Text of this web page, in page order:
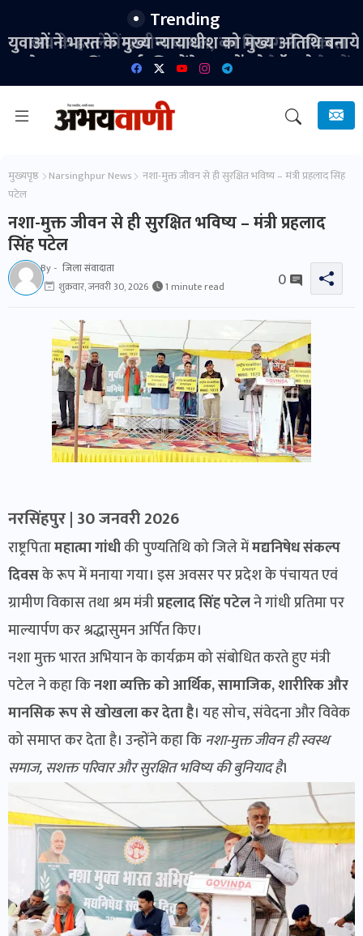
Trending
युवाओं ने भारत के मुख्य न्यायाधीश को मुख्य अतिथि बनाये
जाने पर आपत्ति जताई, जिन्होंने युवाओं को कॉकरोच कहा
था!
मुख्यपृष्ठ Narsinghpur News
नशा-मुक्त जीवन से ही सुरक्षित भविष्य – मंत्री प्रहलाद सिंह
पटेल
नशा-मुक्त जीवन से ही सुरक्षित भविष्य – मंत्री प्रहलाद
सिंह पटेल
By - जिला संवादाता
शुक्रवार, जनवरी 30, 2026
1 minute read 0
नरसिंहपुर | 30 जनवरी 2026
राष्ट्रपितामहात्मा गांधीकी पुण्यतिथि को जिले मेंमद्यनिषेध संकल्प
दिवसके रूप में मनाया गया। इस अवसर पर प्रदेश के पंचायत एवं
ग्रामीण विकास तथा श्रम मंत्रीप्रहलाद सिंह पटेलने गांधी प्रतिमा पर
माल्यार्पण कर श्रद्धासुमन अर्पित किए।
नशा मुक्त भारत अभियान के कार्यक्रम को संबोधित करते हुए मंत्री
पटेल ने कहा किनशा व्यक्ति को आर्थिक, सामाजिक, शारीरिक और
मानसिक रूप से खोखला कर देता है। यह सोच, संवेदना और विवेक
को समाप्त कर देता है। उन्होंने कहा कि नशा-मुक्त जीवन ही स्वस्थ
समाज, सशक्त परिवार और सुरक्षित भविष्य की बुनियाद है।